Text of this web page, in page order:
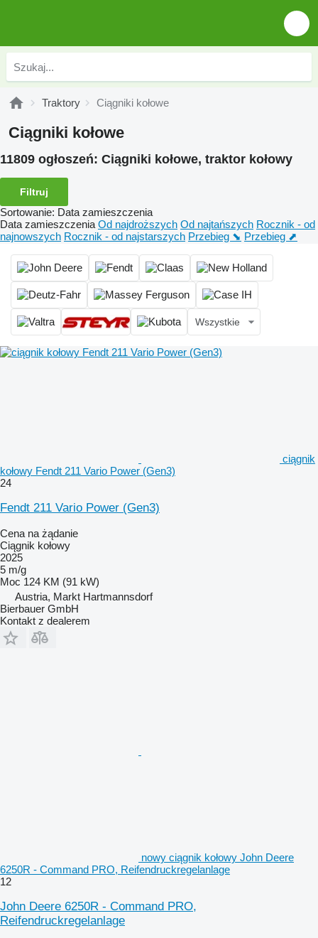
Traktory Ciągniki kołowe
Ciągniki kołowe
11809 ogłoszeń: Ciągniki kołowe, traktor kołowy
Filtruj
Sortowanie: Data zamieszczenia
Data zamieszczenia Od najdroższych Od najtańszych Rocznik - od
najnowszych Rocznik - od najstarszych Przebieg ⬊ Przebieg ⬈
Wszystkie
ciągnik
kołowy Fendt 211 Vario Power (Gen3)
24
Fendt 211 Vario Power (Gen3)
Cena na żądanie
Ciągnik kołowy
2025
5 m/g
Moc 124 KM (91 kW)
Austria, Markt Hartmannsdorf
Bierbauer GmbH
Kontakt z dealerem
nowy ciągnik kołowy John Deere
6250R - Command PRO, Reifendruckregelanlage
12
John Deere 6250R - Command PRO,
Reifendruckregelanlage